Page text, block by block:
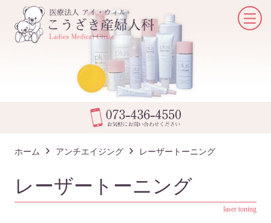
ホーム アンチエイジング レーザートーニング
レーザートーニング
laser toning